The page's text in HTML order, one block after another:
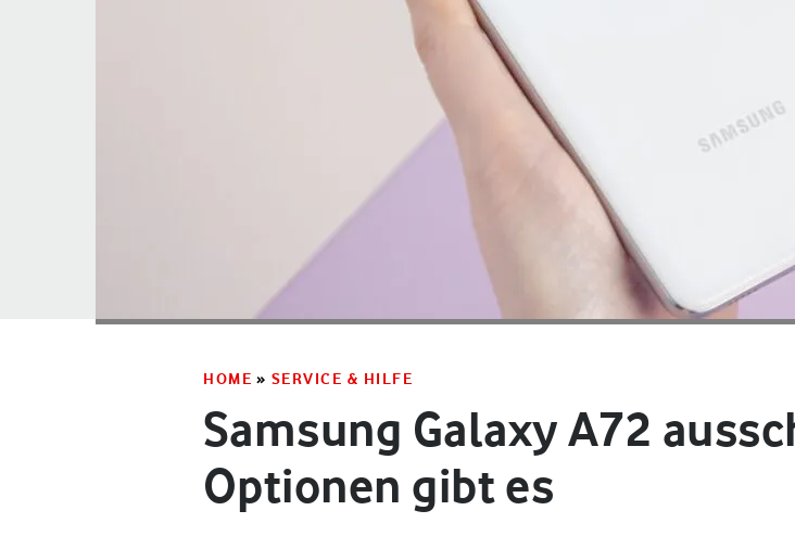
HOME » SERVICE & HILFE
Samsung Galaxy A72
Optionen gibt es